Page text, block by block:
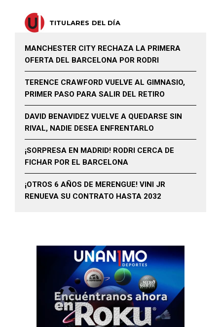
TITULARES DEL DÍA
MANCHESTER CITY RECHAZA LA PRIMERA
OFERTA DEL BARCELONA POR RODRI
TERENCE CRAWFORD VUELVE AL GIMNASIO,
PRIMER PASO PARA SALIR DEL RETIRO
DAVID BENAVIDEZ VUELVE A QUEDARSE SIN
RIVAL, NADIE DESEA ENFRENTARLO
¡SORPRESA EN MADRID! RODRI CERCA DE
FICHAR POR EL BARCELONA
¡OTROS 6 AÑOS DE MERENGUE! VINI JR
RENUEVA SU CONTRATO HASTA 2032